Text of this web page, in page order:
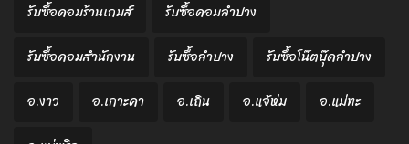
รับซื้อคอมร้านเกมส์
รับซื้อคอมลำปาง
รับซื้อคอมสำนักงาน
รับซื้อลำปาง
รับซื้อโน๊ตบุ๊คลำปาง
อ.งาว
อ.เกาะคา อ.เถิน อ.แจ้ห่ม
อ.แม่ทะ